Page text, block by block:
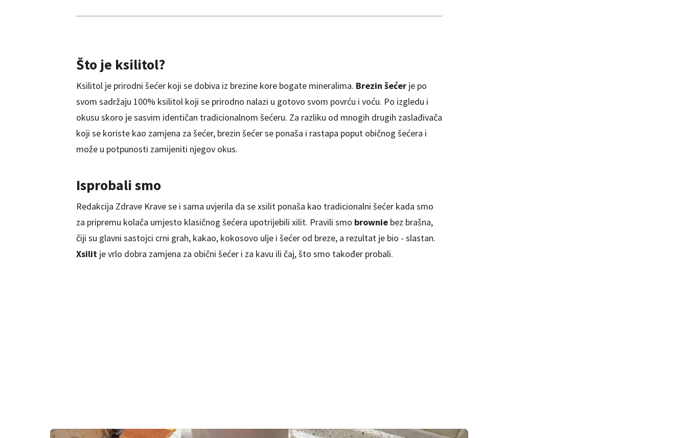
Što je ksilitol?
Ksilitol je prirodni šećer koji se dobiva iz brezine kore bogate mineralima. Brezin šećerje po
svom sadržaju 100% ksilitol koji se prirodno nalazi u gotovo svom povrću i voću. Po izgledu i
okusu skoro je sasvim identičan tradicionalnom šećeru. Za razliku od mnogih drugih zaslađivača
koji se koriste kao zamjena za šećer, brezin šećer se ponaša i rastapa poput običnog šećera i
može u potpunosti zamijeniti njegov okus.
Isprobali smo
Redakcija Zdrave Krave se i sama uvjerila da se xsilit ponaša kao tradicionalni šećer kada smo
za pripremu kolača umjesto klasičnog šećera upotrijebili xilit. Pravili smo brownie bez brašna,
čiji su glavni sastojci crni grah, kakao, kokosovo ulje i šećer od breze, a rezultat je bio - slastan.
Xsilit je vrlo dobra zamjena za obični šećer i za kavu ili čaj, što smo također probali.